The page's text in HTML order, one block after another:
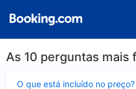
As 10 perguntas mais
O que está incluído no preço?